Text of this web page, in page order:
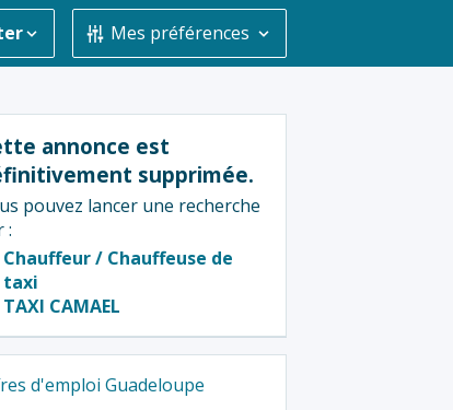
Mes préférences
annonce est
supprimée.
pouvez lancer une recherche
:
Chauffeur / Chauffeuse de
taxi
TAXI CAMAEL
d'emploi Guadeloupe